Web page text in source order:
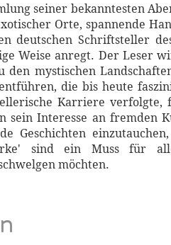
seiner bekanntesten
Orte, spannende
deutschen Schriftsteller
Weise anregt. Der Leser
mystischen
die bis heute
Karriere
sein Interesse an fremden
Geschichten
sind ein Muss für
möchten.